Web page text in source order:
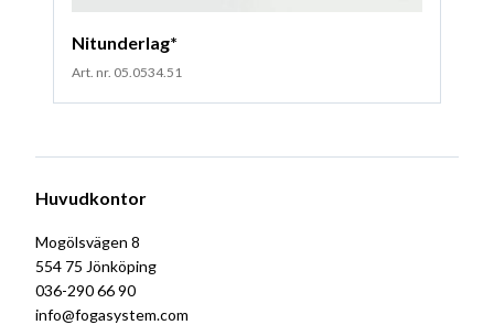
Nitunderlag*
Art. nr. 05.0534.51
Huvudkontor
Mogölsvägen 8
554 75 Jönköping
036-290 66 90
info@fogasystem.com